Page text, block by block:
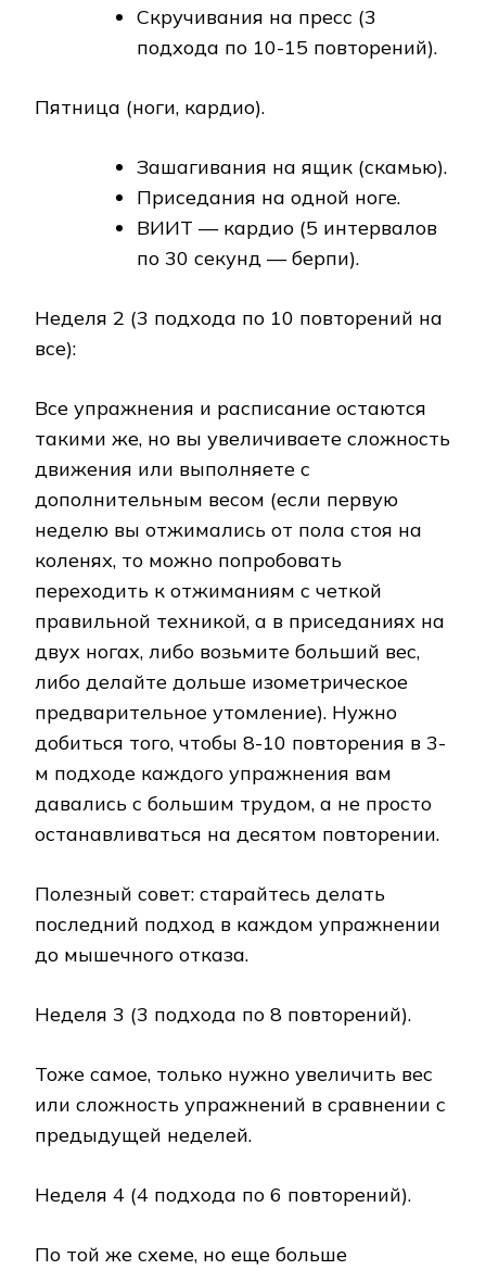
Скручивания на пресс (3
подхода по 10-15 повторений).
Пятница (ноги, кардио).
Зашагивания на ящик (скамью).
Приседания на одной ноге.
ВИИТ — кардио (5 интервалов
по 30 секунд — берпи).
Неделя 2 (3 подхода по 10 повторений на
все):
Все упражнения и расписание остаются
такими же, но вы увеличиваете сложность
движения или выполняете с
дополнительным весом (если первую
неделю вы отжимались от пола стоя на
коленях, то можно попробовать
переходить к отжиманиям с четкой
правильной техникой, а в приседаниях на
двух ногах, либо возьмите больший вес,
либо делайте дольше изометрическое
предварительное утомление). Нужно
добиться того, чтобы 8-10 повторения в 3-
м подходе каждого упражнения вам
давались с большим трудом, а не просто
останавливаться на десятом повторении.
Полезный совет: старайтесь делать
последний подход в каждом упражнении
до мышечного отказа.
Неделя 3 (3 подхода по 8 повторений).
Тоже самое, только нужно увеличить вес
или сложность упражнений в сравнении с
предыдущей неделей.
Неделя 4 (4 подхода по 6 повторений).
По той же схеме, но еще больше